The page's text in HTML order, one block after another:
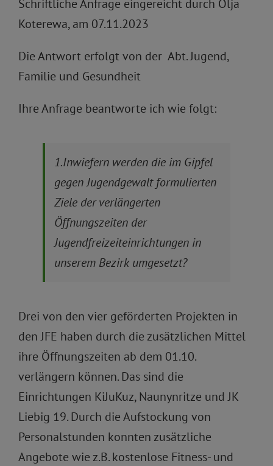
Schriftliche Anfrage eingereicht durch Olja
Koterewa, am 07.11.2023
Die Antwort erfolgt von der Abt. Jugend,
Familie und Gesundheit
Ihre Anfrage beantworte ich wie folgt:
1.Inwiefern werden die im Gipfel
gegen Jugendgewalt formulierten
Ziele der verlängerten
Öffnungszeiten der
Jugendfreizeiteinrichtungen in
unserem Bezirk umgesetzt?
Drei von den vier geförderten Projekten in
den JFE haben durch die zusätzlichen Mittel
ihre Öffnungszeiten ab dem 01.10.
verlängern können. Das sind die
Einrichtungen KiJuKuz, Naunynritze und JK
Liebig 19. Durch die Aufstockung von
Personalstunden konnten zusätzliche
Angebote wie z.B. kostenlose Fitness- und